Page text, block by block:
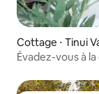
Cottage ⋅ Tinui
Évadez-vous à